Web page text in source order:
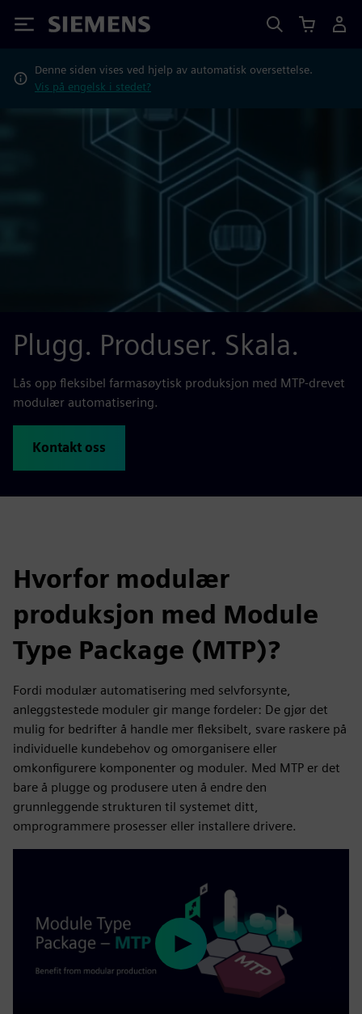
Siemens
Denne siden vises ved hjelp av automatisk oversettelse.
Vis på engelsk i stedet?
Plugg. Produser. Skala.
Lås opp fleksibel farmasøytisk produksjon med MTP-drevet
modulær automatisering.
Kontakt oss
Hvorfor modulær
produksjon med Module
Type Package (MTP)?
Fordi modulær automatisering med selvforsynte,
anleggstestede moduler gir mange fordeler: De gjør det
mulig for bedrifter å handle mer fleksibelt, svare raskere på
individuelle kundebehov og omorganisere eller
omkonfigurere komponenter og moduler. Med MTP er det
bare å plugge og produsere uten å endre den
grunnleggende strukturen til systemet ditt,
omprogrammere prosesser eller installere drivere.
Play